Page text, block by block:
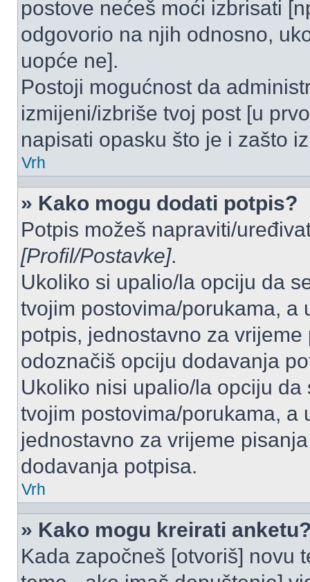
postove nećeš moći izbrisati
odgovorio na njih odnosno,
uopće ne].
Postoji mogućnost da
izmijeni/izbriše tvoj post [u
napisati opasku što je i zašto
Vrh
» Kako mogu dodati potpis?
Potpis možeš napraviti/
[Profil/Postavke].
Ukoliko si upalio/la opciju da
tvojim postovima/porukama, a
potpis, jednostavno za
odoznačiš opciju dodavanja
Ukoliko nisi upalio/la opciju
tvojim postovima/porukama, a
jednostavno za vrijeme
dodavanja potpisa.
Vrh
» Kako mogu kreirati
Kada započneš [otvoriš] novu